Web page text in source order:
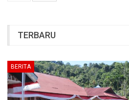
TERBARU
BERITA